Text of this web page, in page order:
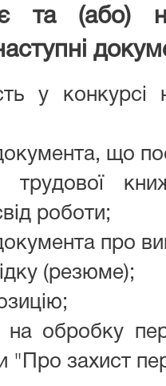
та(або)
у конкурсі
що
трудової
роботи;
про
(резюме);
обробку
"Про захист